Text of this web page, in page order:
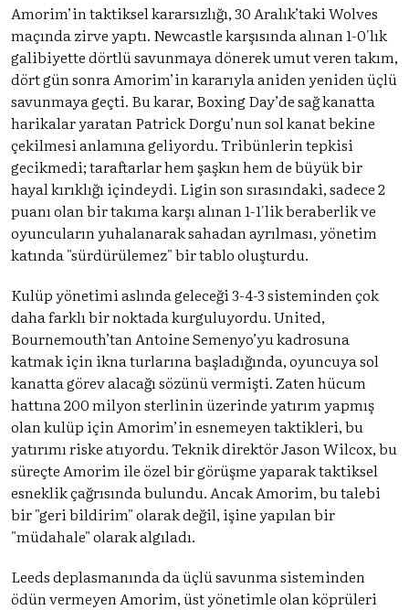
Amorim’in taktiksel kararsızlığı, 30 Aralık’taki Wolves
maçında zirve yaptı. Newcastle karşısında alınan 1-0'lık
galibiyette dörtlü savunmaya dönerek umut veren takım,
dört gün sonra Amorim’in kararıyla aniden yeniden üçlü
savunmaya geçti. Bu karar, Boxing Day’de sağ kanatta
harikalar yaratan Patrick Dorgu’nun sol kanat bekine
çekilmesi anlamına geliyordu. Tribünlerin tepkisi
gecikmedi; taraftarlar hem şaşkın hem de büyük bir
hayal kırıklığı içindeydi. Ligin son sırasındaki, sadece 2
puanı olan bir takıma karşı alınan 1-1'lik beraberlik ve
oyuncuların yuhalanarak sahadan ayrılması, yönetim
katında "sürdürülemez" bir tablo oluşturdu.
Kulüp yönetimi aslında geleceği 3-4-3 sisteminden çok
daha farklı bir noktada kurguluyordu. United,
Bournemouth’tan Antoine Semenyo’yu kadrosuna
katmak için ikna turlarına başladığında, oyuncuya sol
kanatta görev alacağı sözünü vermişti. Zaten hücum
hattına 200 milyon sterlinin üzerinde yatırım yapmış
olan kulüp için Amorim’in esnemeyen taktikleri, bu
yatırımı riske atıyordu. Teknik direktör Jason Wilcox, bu
süreçte Amorim ile özel bir görüşme yaparak taktiksel
esneklik çağrısında bulundu. Ancak Amorim, bu talebi
bir "geri bildirim" olarak değil, işine yapılan bir
"müdahale" olarak algıladı.
Leeds deplasmanında da üçlü savunma sisteminden
ödün vermeyen Amorim, üst yönetimle olan köprüleri